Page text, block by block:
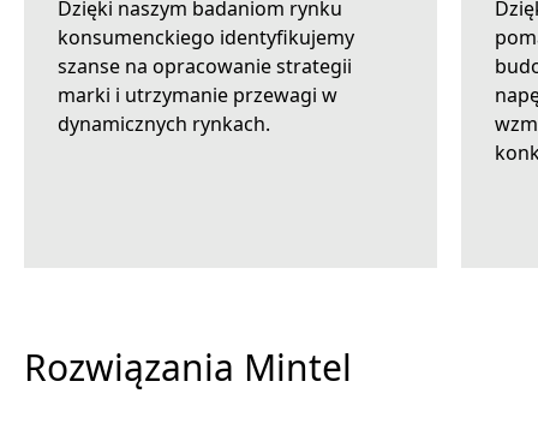
Dzięki naszym badaniom rynku
konsumenckiego identyfikujemy
szanse na opracowanie strategii
marki i utrzymanie przewagi w
dynamicznych rynkach.
Rozwiązania Mintel
Dostępne, kiedy tylko potrzebujesz
Konsulting